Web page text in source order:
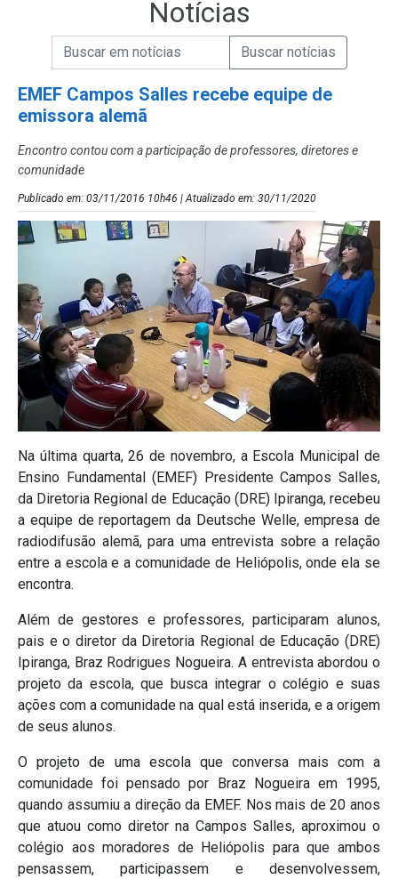
Notícias
Campo de Busca de Notícias
Campo de Busca de informaçõesEnviar a Busca de Notícias
EMEF Campos Salles recebe equipe de
emissora alemã
Encontro contou com a participação de professores, diretores e
comunidade
Publicado em: 03/11/2016 10h46 | Atualizado em: 30/11/2020
Na última quarta, 26 de novembro, a Escola Municipal de
Ensino Fundamental (EMEF) Presidente Campos Salles,
da Diretoria Regional de Educação (DRE) Ipiranga, recebeu
a equipe de reportagem da Deutsche Welle, empresa de
radiodifusão alemã, para uma entrevista sobre a relação
entre a escola e a comunidade de Heliópolis, onde ela se
encontra.
Além de gestores e professores, participaram alunos,
pais e o diretor da Diretoria Regional de Educação (DRE)
Ipiranga, Braz Rodrigues Nogueira. A entrevista abordou o
projeto da escola, que busca integrar o colégio e suas
ações com a comunidade na qual está inserida, e a origem
de seus alunos.
O projeto de uma escola que conversa mais com a
comunidade foi pensado por Braz Nogueira em 1995,
quando assumiu a direção da EMEF. Nos mais de 20 anos
que atuou como diretor na Campos Salles, aproximou o
colégio aos moradores de Heliópolis para que ambos
pensassem, participassem e desenvolvessem,